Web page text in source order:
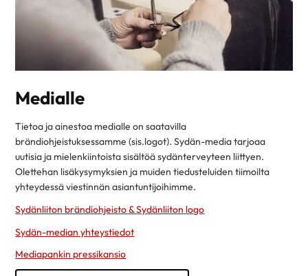
Medialle
Tietoa ja ainestoa medialle on saatavilla
brändiohjeistuksessamme (sis.logot). Sydän-media tarjoaa
uutisia ja mielenkiintoista sisältöä sydänterveyteen liittyen.
Olettehan lisäkysymyksien ja muiden tiedusteluiden tiimoilta
yhteydessä viestinnän asiantuntijoihimme.
Sydänliiton brändiohjeisto &Sydänliiton logo
Sydän-median yhteystiedot
Mediapankin pressikansio